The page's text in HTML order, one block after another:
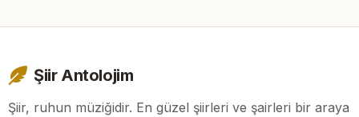
Şiir Antolojim
Şiir, ruhun müziğidir. En güzel şiirleri ve şairleri bir araya